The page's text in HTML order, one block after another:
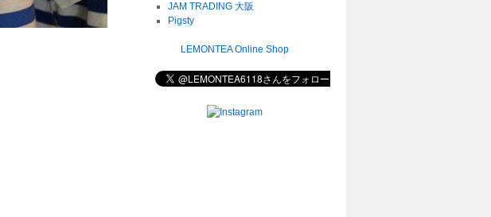
JAM TRADING 大阪
Pigsty
LEMONTEA Online Shop